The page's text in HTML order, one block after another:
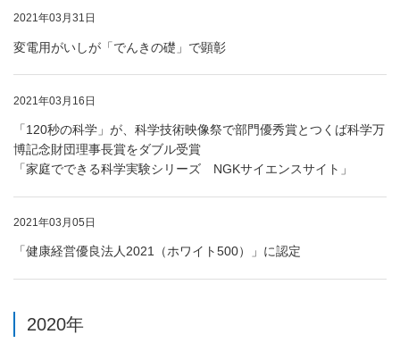
2021年03月31日
変電用がいしが「でんきの礎」で顕彰
2021年03月16日
「120秒の科学」が、科学技術映像祭で部門優秀賞とつくば科学万
博記念財団理事長賞をダブル受賞
「家庭でできる科学実験シリーズ NGKサイエンスサイト」
2021年03月05日
「健康経営優良法人2021（ホワイト500）」に認定
2020年